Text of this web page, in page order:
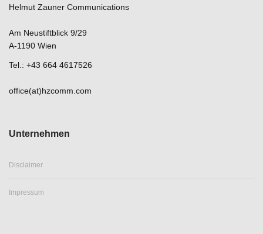
Helmut Zauner Communications
Am Neustiftblick 9/29
A-1190 Wien
Tel.: +43 664 4617526
office(at)hzcomm.com
Unternehmen
Disclaimer
Impressum